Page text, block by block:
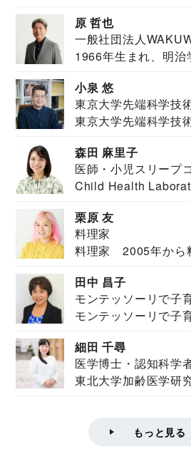
原 哲也
一般社団法人
JAPAN代表・言語聴
1966年生まれ、明治
小泉 悠
東京大学先端科学技
東京大学先端科学技
森田 麻里子
医師・小児スリープ
Child Health
栗原 友
料理家
料理家 2005年から
田中 昌子
モンテッソーリで子
ズハウス研究所所長
モンテッソーリで
細田 千尋
医学博士・認知科学
東北大学加齢医学研
もっと見る